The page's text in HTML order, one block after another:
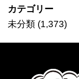
カテゴリー
未分類(1,373)